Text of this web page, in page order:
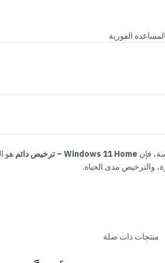
الفورية
فإن Windows 11 Home – ترخيص دائم
هو
والترخيص مدى الحياة.
منتجات ذات صلة